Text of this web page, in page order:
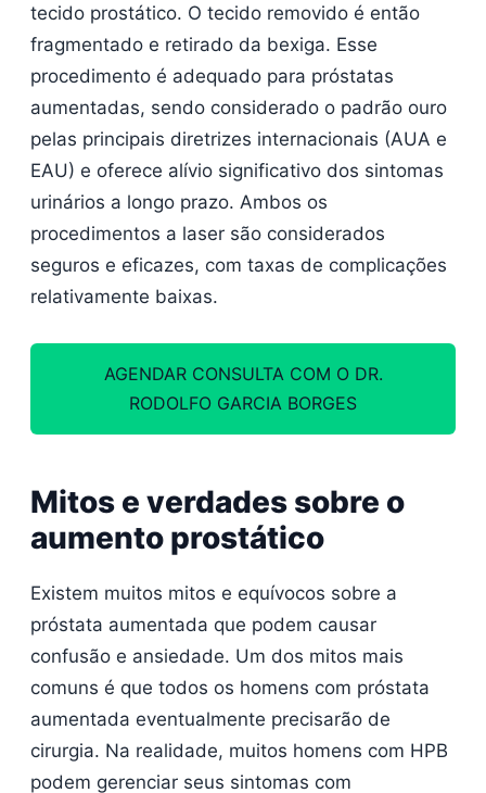
tecido prostático. O tecido removido é então
fragmentado e retirado da bexiga. Esse
procedimento é adequado para próstatas
aumentadas, sendo considerado o padrão ouro
pelas principais diretrizes internacionais (AUA e
EAU) e oferece alívio significativo dos sintomas
urinários a longo prazo. Ambos os
procedimentos a laser são considerados
seguros e eficazes, com taxas de complicações
relativamente baixas.
AGENDAR CONSULTA COM O DR.
RODOLFO GARCIA BORGES
Mitos e verdades sobre o
aumento prostático
Existem muitos mitos e equívocos sobre a
próstata aumentada que podem causar
confusão e ansiedade. Um dos mitos mais
comuns é que todos os homens com próstata
aumentada eventualmente precisarão de
cirurgia. Na realidade, muitos homens com HPB
podem gerenciar seus sintomas com